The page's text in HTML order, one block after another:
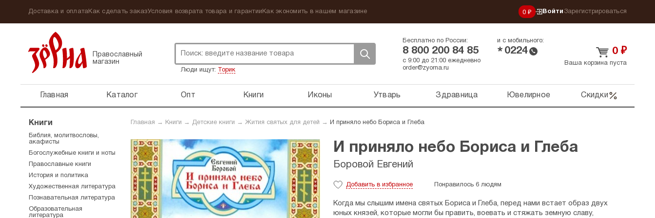
Доставка и оплатаКак сделать заказУсловия возврата товара и гарантии Как экономить в нашем магазине 0 ₽ Войти Зарегистрироваться
Православный
магазин
Люди ищут: Торик
Бесплатно по России:
8 800 200 84 85
и с мобильного:
* 0224
с 9:00 до 21:00 ежедневно
order@zyorna.ru
0 ₽
Ваша корзина пуста
Главная Каталог Опт Книги Иконы Утварь Здравница Ювелирное Скидки
Главная → Книги → Детские книги → Жития святых для детей → И приняло небо Бориса и Глеба
И приняло небо Бориса и Глеба
Боровой Евгений
Добавить в избранное Понравилось 6 людям
Когда мы слышим имена святых Бориса и Глеба, перед нами встает образ двух
юных князей, которые могли бы править, воевать и стяжать земную славу,
Книги
Библия, молитвословы,
акафисты
Богослужебные книги и ноты
Православные книги
История и политика
Художественная литература
Познавательная литература
Образовательная
литература